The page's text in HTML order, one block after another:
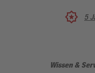
5
Wissen &